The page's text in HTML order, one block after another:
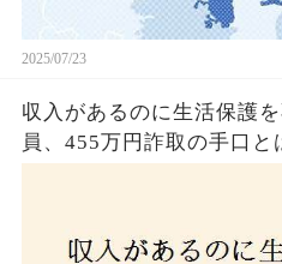
2025/07/23
収入があるのに生活保護
員、455万円詐取の手口